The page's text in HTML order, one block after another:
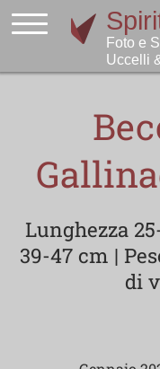
Lunghezza
39-47 cm |
di